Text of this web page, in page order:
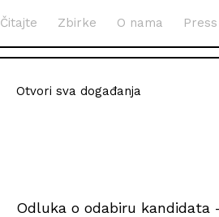
Čitajte Zbirke O nama Press
Otvori sva događanja
Odluka o odabiru kandidata